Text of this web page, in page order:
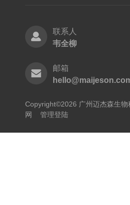
联系人
韦全柳
邮箱
Copyright©2026 广州迈杰森生
网
管理登陆